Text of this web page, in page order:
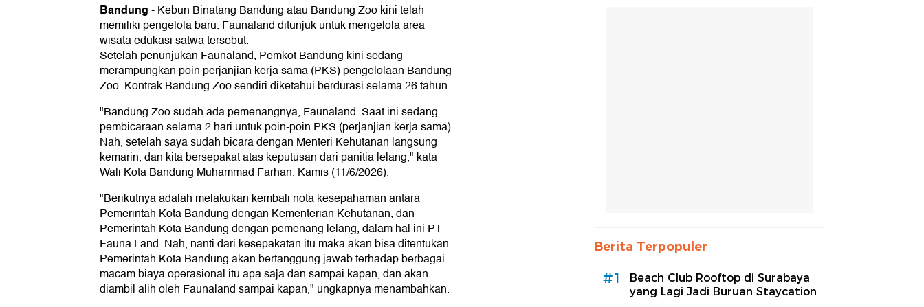
Bandung-Kebun Binatang Bandung atau Bandung Zoo kini telah
memiliki pengelola baru. Faunaland ditunjuk untuk mengelola area
wisata edukasi satwa tersebut.
Setelah penunjukan Faunaland, Pemkot Bandung kini sedang
merampungkan poin perjanjian kerja sama (PKS) pengelolaan Bandung
Zoo. Kontrak Bandung Zoo sendiri diketahui berdurasi selama 26 tahun.
"Bandung Zoo sudah ada pemenangnya, Faunaland. Saat ini sedang
pembicaraan selama 2 hari untuk poin-poin PKS (perjanjian kerja sama).
Nah, setelah saya sudah bicara dengan Menteri Kehutanan langsung
kemarin, dan kita bersepakat atas keputusan dari panitia lelang," kata
Wali Kota Bandung Muhammad Farhan, Kamis (11/6/2026).
"Berikutnya adalah melakukan kembali nota kesepahaman antara
Pemerintah Kota Bandung dengan Kementerian Kehutanan, dan
Pemerintah Kota Bandung dengan pemenang lelang, dalam hal ini PT
Fauna Land. Nah, nanti dari kesepakatan itu maka akan bisa ditentukan
Pemerintah Kota Bandung akan bertanggung jawab terhadap berbagai
macam biaya operasional itu apa saja dan sampai kapan, dan akan
diambil alih oleh Faunaland sampai kapan," ungkapnya menambahkan.
Berita Terpopuler
#1
Beach Club Rooftop di Surabaya
yang Lagi Jadi Buruan Staycation